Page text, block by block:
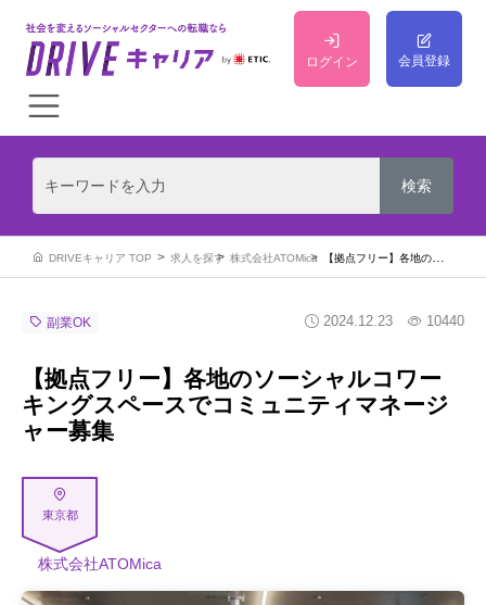
ログイン 会員登録
DRIVEキャリア TOP 求人を探す 株式会社ATOMica 【拠点フリー】各地のソーシャルコワーキングスペースでコミュニティマネージャー募集
副業OK 2024.12.23 10440
【拠点フリー】各地のソーシャルコワー
キングスペースでコミュニティマネージ
ャー募集
東京都
株式会社ATOMica